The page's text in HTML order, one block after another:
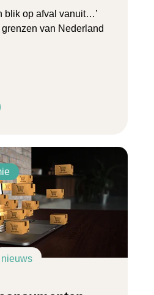
blik op afval vanuit…’
van Nederland
nieuws